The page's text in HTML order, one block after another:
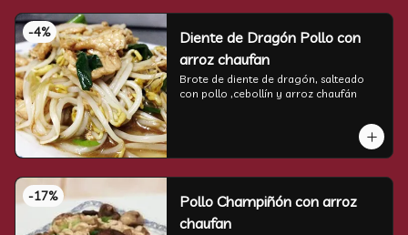
-4%
Diente de Dragón Pollo con
arroz chaufan
Brote de diente de dragón, salteado
con pollo ,cebollín y arroz chaufán
-17%
Pollo Champiñón con arroz
chaufan